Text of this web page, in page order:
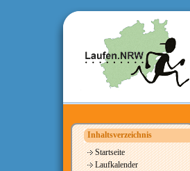
Inhaltsverzeichnis
Startseite
Laufkalender